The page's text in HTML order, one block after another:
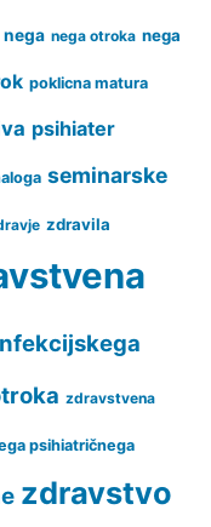
nega nega otroka nega
poklicna matura
psihiater
seminarske
zdravila
zdravstvena
psihiatričnega
zdravstvo